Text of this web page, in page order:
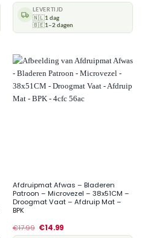
LEVERTIJD
🇳🇱1 dag
🇧🇪1–2 dagen
Afdruipmat Afwas – Bladeren
Patroon – Microvezel – 38x51CM –
Droogmat Vaat – Afdruip Mat –
BPK
€17.99 €14.99